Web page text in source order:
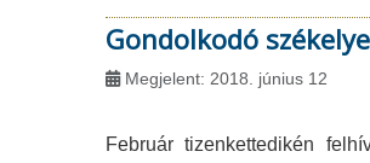
Gondolkodó
Megjelent: 2018. június 12
Február tizenkettedikén